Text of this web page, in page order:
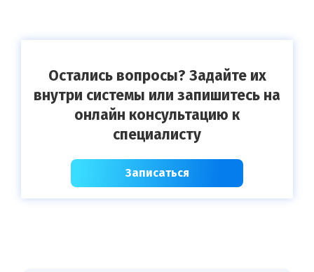
Остались вопросы? Задайте их
внутри системы или запишитесь на
онлайн консультацию к
специалисту
Записаться